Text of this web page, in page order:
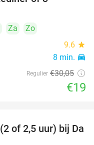
Za
Zo
9.6 star
8 min. directions_car
Regulier €30,05
€19
30%
of 2,5 uur) bij Da